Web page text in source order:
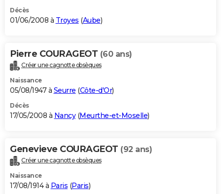
Décès
01/06/2008 à Troyes (Aube)
Pierre COURAGEOT (60 ans)
Créer une cagnotte obsèques
Naissance
05/08/1947 à Seurre (Côte-d'Or)
Décès
17/05/2008 à Nancy(Meurthe-et-Moselle)
Genevieve COURAGEOT (92 ans)
Créer une cagnotte obsèques
Naissance
17/08/1914 à Paris (Paris)